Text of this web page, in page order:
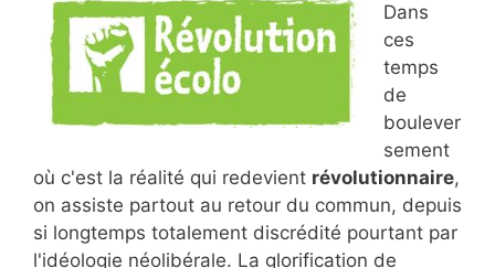
Dans
ces
temps
de
boulever
sement
où c'est la réalité qui redevient révolutionnaire,
on assiste partout au retour du commun, depuis
si longtemps totalement discrédité pourtant par
l'idéologie néolibérale. La glorification de